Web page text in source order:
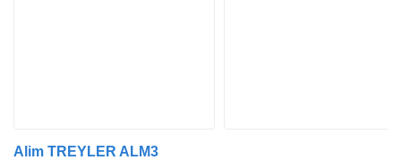
Alim TREYLER ALM3